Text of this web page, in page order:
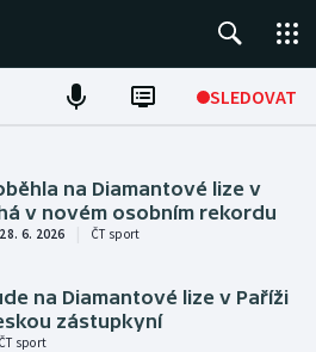
SLEDOVAT
na Diamantové lize v
v novém osobním rekordu
6. 2026 ČT sport
na Diamantové lize v Paříži
zástupkyní
ČT sport